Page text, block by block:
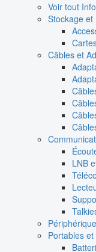
Voir tout
Stockage et
Câbles et
LNB
Portables